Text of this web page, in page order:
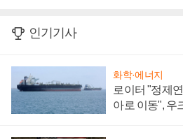
인기기사
화학·에너지
로이터 "정제
아로 이동", 우